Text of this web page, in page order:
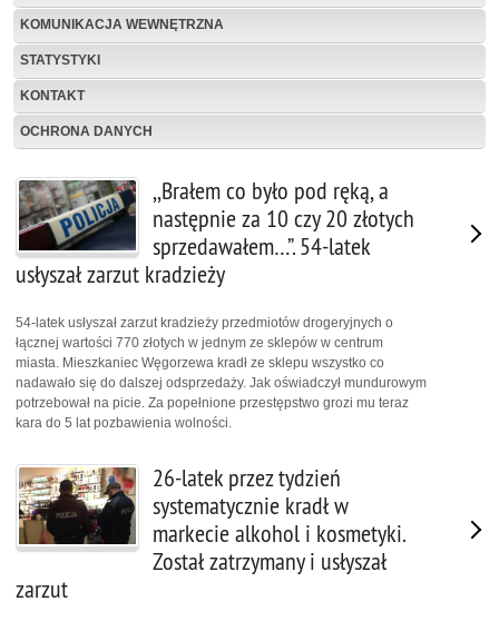
KOMUNIKACJA WEWNĘTRZNA
STATYSTYKI
KONTAKT
OCHRONA DANYCH
,,Brałem co było pod ręką, a
następnie za 10 czy 20 złotych
sprzedawałem…”. 54-latek
usłyszał zarzut kradzieży
54-latek usłyszał zarzut kradzieży przedmiotów drogeryjnych o
łącznej wartości 770 złotych w jednym ze sklepów w centrum
miasta. Mieszkaniec Węgorzewa kradł ze sklepu wszystko co
nadawało się do dalszej odsprzedaży. Jak oświadczył mundurowym
potrzebował na picie. Za popełnione przestępstwo grozi mu teraz
kara do 5 lat pozbawienia wolności.
26-latek przez tydzień
systematycznie kradł w
markecie alkohol i kosmetyki.
Został zatrzymany i usłyszał
zarzut